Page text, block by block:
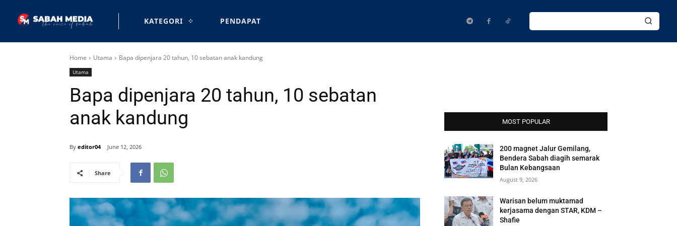
KATEGORI PENDAPAT
Home Utama Bapa dipenjara 20 tahun, 10 sebatan anak kandung
Utama
Bapa dipenjara 20 tahun, 10 sebatan
anak kandung
By editor04 June 12, 2026
Share
MOST POPULAR
200 magnet Jalur Gemilang,
Bendera Sabah diagih semarak
Bulan Kebangsaan
August 9, 2026
Warisan belum muktamad
kerjasama dengan STAR, KDM –
Shafie